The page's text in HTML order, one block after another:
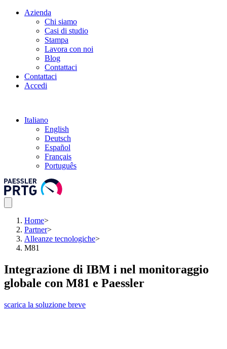
Azienda
Chi siamo
Casi di studio
Stampa
Lavora con noi
Blog
Contattaci
Contattaci
Accedi
Italiano
English
Deutsch
Español
Français
Português
Home>
Partner>
Alleanze tecnologiche>
M81
Integrazione di IBM i nel monitoraggio
globale con M81 e Paessler
scarica la soluzione breve